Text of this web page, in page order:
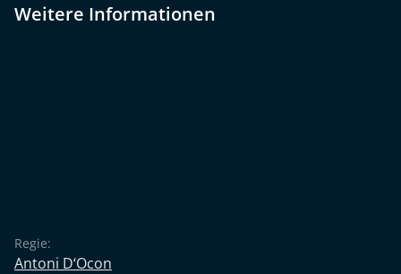
Weitere Informationen
Regie:
Antoni D‘Ocon